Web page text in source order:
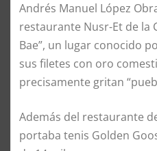
Andrés Manuel López
restaurante Nusr-Et de la
Bae”, un lugar conocido
sus filetes con oro
precisamente gritan
Además del restaurante
portaba tenis Golden